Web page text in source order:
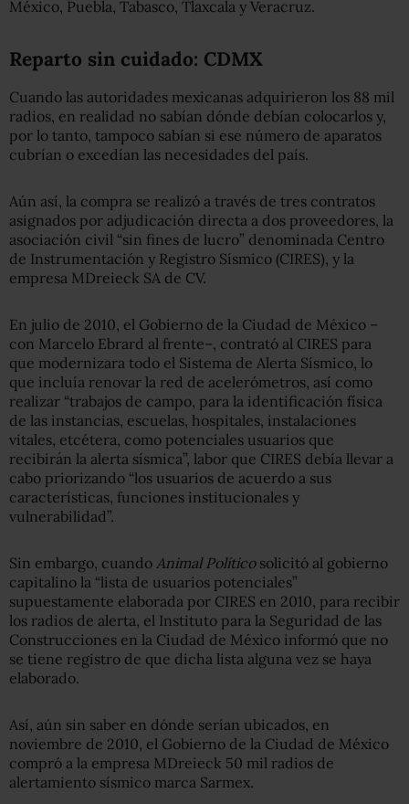
México, Puebla, Tabasco, Tlaxcala y Veracruz.
Reparto sin cuidado: CDMX
Cuando las autoridades mexicanas adquirieron los 88 mil
radios, en realidad no sabían dónde debían colocarlos y,
por lo tanto, tampoco sabían si ese número de aparatos
cubrían o excedían las necesidades del país.
Aún así, la compra se realizó a través de tres contratos
asignados por adjudicación directa a dos proveedores, la
asociación civil “sin fines de lucro” denominada Centro
de Instrumentación y Registro Sísmico (CIRES), y la
empresa MDreieck SA de CV.
En julio de 2010, el Gobierno de la Ciudad de México –
con Marcelo Ebrard al frente–, contrató al CIRES para
que modernizara todo el Sistema de Alerta Sísmico, lo
que incluía renovar la red de acelerómetros, así como
realizar “trabajos de campo, para la identificación física
de las instancias, escuelas, hospitales, instalaciones
vitales, etcétera, como potenciales usuarios que
recibirán la alerta sísmica”, labor que CIRES debía llevar a
cabo priorizando “los usuarios de acuerdo a sus
características, funciones institucionales y
vulnerabilidad”.
Sin embargo, cuando Animal Políticosolicitó al gobierno
capitalino la “lista de usuarios potenciales”
supuestamente elaborada por CIRES en 2010, para recibir
los radios de alerta, el Instituto para la Seguridad de las
Construcciones en la Ciudad de México informó que no
se tiene registro de que dicha lista alguna vez se haya
elaborado.
Así, aún sin saber en dónde serían ubicados, en
noviembre de 2010, el Gobierno de la Ciudad de México
compró a la empresa MDreieck 50 mil radios de
alertamiento sísmico marca Sarmex.